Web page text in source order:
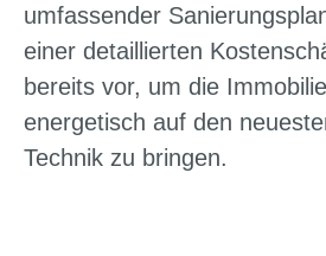
umfassender
einer detaillierten
bereits vor, um die
energetisch auf den
Technik zu bringen.